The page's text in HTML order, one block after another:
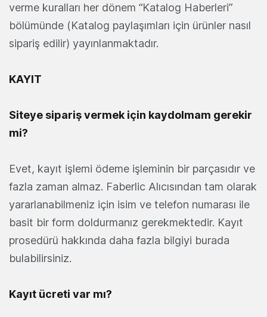
verme kuralları her dönem “Katalog Haberleri”
bölümünde (Katalog paylaşımları için ürünler nasıl
sipariş edilir) yayınlanmaktadır.
KAYIT
Siteye sipariş vermek için kaydolmam gerekir
mi?
Evet, kayıt işlemi ödeme işleminin bir parçasıdır ve
fazla zaman almaz. Faberlic Alıcısından tam olarak
yararlanabilmeniz için isim ve telefon numarası ile
basit bir form doldurmanız gerekmektedir. Kayıt
prosedürü hakkında daha fazla bilgiyi burada
bulabilirsiniz.
Kayıt ücreti var mı?